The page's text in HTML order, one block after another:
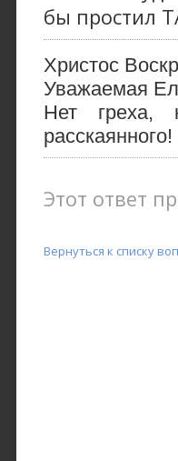
бы простил
Христос
Уважаемая
Нет греха,
Этот ответ
Вернуться к списку